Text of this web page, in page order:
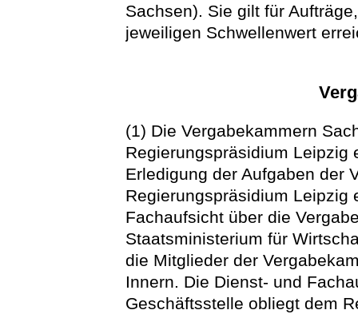
Sachsen). Sie gilt für
jeweiligen Schwellenwert
(1) Die Vergabekammern
Regierungspräsidium Leipzig
Erledigung der Aufgaben der
Regierungspräsidium Leipzig
Fachaufsicht über die
Staatsministerium für
die Mitglieder der
Innern. Die Dienst- und
Geschäftsstelle obliegt dem